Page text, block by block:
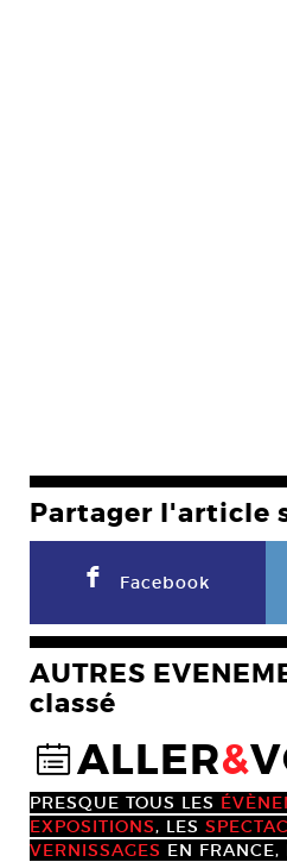
Partager l'article
F Facebook
AUTRES
classé
@ALLER&
PRESQUE TOUS LES
EXPOSITIONS, LES
VERNISSAGES EN